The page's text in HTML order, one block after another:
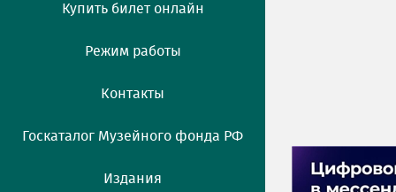
Купить билет онлайн
Режим работы
Контакты
Госкаталог Музейного фонда РФ
Издания